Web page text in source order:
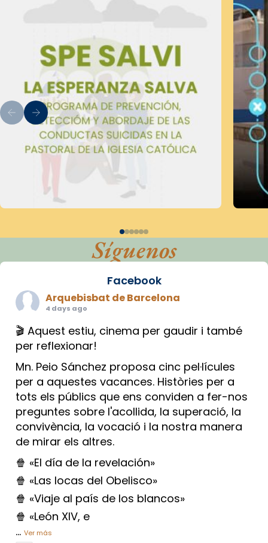
Síguenos
Facebook
Arquebisbat de Barcelona
4 days ago
🎬 Aquest estiu, cinema per gaudir i també
per reflexionar!
Mn. Peio Sánchez proposa cinc pel·lícules
per a aquestes vacances. Històries per a
tots els públics que ens conviden a fer-nos
preguntes sobre l'acollida, la superació, la
convivència, la vocació i la nostra manera
de mirar els altres.
🍿 «El día de la revelación»
🍿 «Las locas del Obelisco»
🍿 «Viaje al país de los blancos»
🍿 «León XIV, e
... Ver más